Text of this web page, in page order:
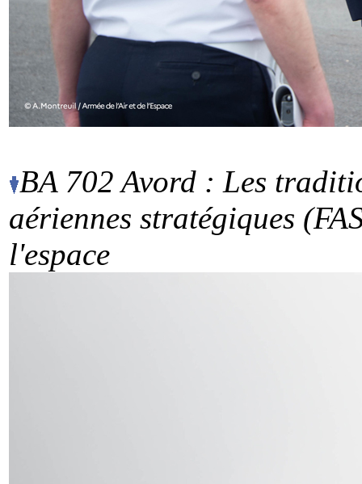
BA 702 Avord : Les
aériennes stratégiques
l'espace